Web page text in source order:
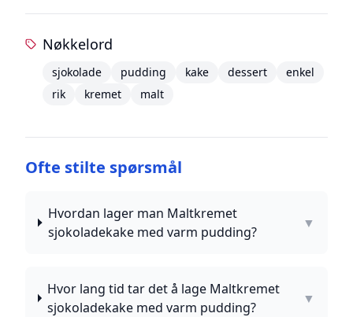
Nøkkelord
sjokolade pudding kake dessert
enkel
rik
kremet malt
Ofte stilte spørsmål
Hvordan lager man Maltkremet
sjokoladekake med varm pudding?
▼
Hvor lang tid tar det å lage Maltkremet
sjokoladekake med varm pudding?
▼